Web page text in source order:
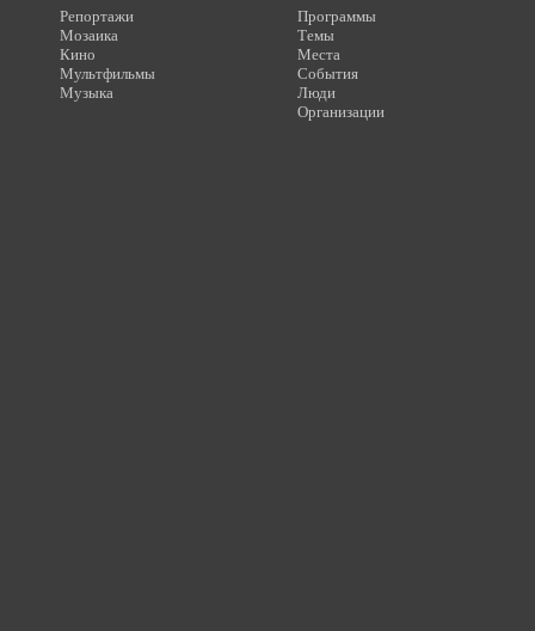
Репортажи
Мозаика
Кино
Мультфильмы
Музыка
Программы
Темы
Места
События
Люди
Организации